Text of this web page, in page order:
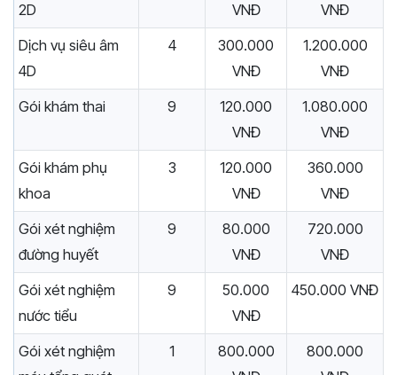
2D
VNĐ
VNĐ
Dịch vụ siêu âm
4D
4
300.000
VNĐ
1.200.000
VNĐ
Gói khám thai
9
120.000
VNĐ
1.080.000
VNĐ
Gói khám phụ
khoa
3
120.000
VNĐ
360.000
VNĐ
Gói xét nghiệm
đường huyết
9
80.000
VNĐ
720.000
VNĐ
Gói xét nghiệm
nước tiểu
9
50.000
VNĐ
450.000 VNĐ
Gói xét nghiệm
1
800.000
800.000